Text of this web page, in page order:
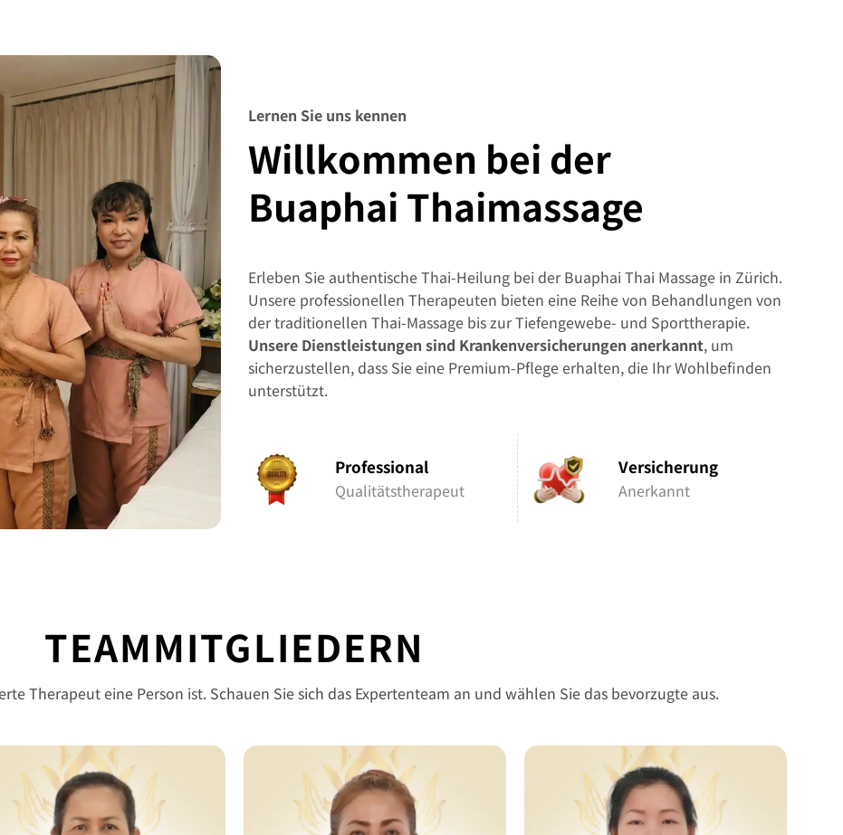
Lernen Sie uns kennen
Willkommen bei der
Buaphai Thaimassage
Erleben Sie authentische Thai-Heilung bei der Buaphai Thai Massage in Zürich.
Unsere professionellen Therapeuten bieten eine Reihe von Behandlungen von
der traditionellen Thai-Massage bis zur Tiefengewebe- und Sporttherapie.
Unsere Dienstleistungen sind Krankenversicherungen anerkannt, um
sicherzustellen, dass Sie eine Premium-Pflege erhalten, die Ihr Wohlbefinden
unterstützt.
Professional
Qualitätstherapeut
Versicherung
Anerkannt
TEAMMITGLIEDERN
Therapeut eine Person ist. Schauen Sie sich das Expertenteam an und wählen Sie das bevorzugte aus.